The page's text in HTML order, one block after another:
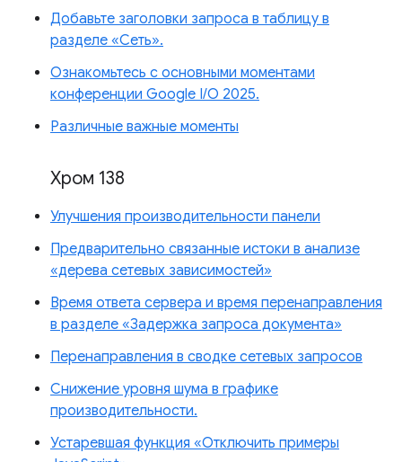
Добавьте заголовки запроса в таблицу в
разделе «Сеть».
Ознакомьтесь с основными моментами
конференции Google I/O 2025.
Различные важные моменты
Хром 138
Улучшения производительности панели
Предварительно связанные истоки в анализе
«дерева сетевых зависимостей»
Время ответа сервера и время перенаправления
в разделе «Задержка запроса документа»
Перенаправления в сводке сетевых запросов
Снижение уровня шума в графике
производительности.
Устаревшая функция «Отключить примеры